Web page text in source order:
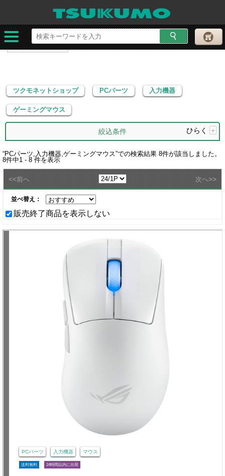
ツクモネットショップ PCパーツ
ゲーミングマウス
ツクモネットショップ PCパーツ 入力機器
ゲーミングマウス
絞込条件 ひらく +
“PCパーツ,入力機器,ゲーミングマウス”での検索結果 8件が該当しました。
8件中1 - 8 件を表示
<<前へ 次へ>>
並べ替え：
販売終了商品を表示しない
PCパーツ 入力機器 マウス
送料無料 24時間以内に出荷